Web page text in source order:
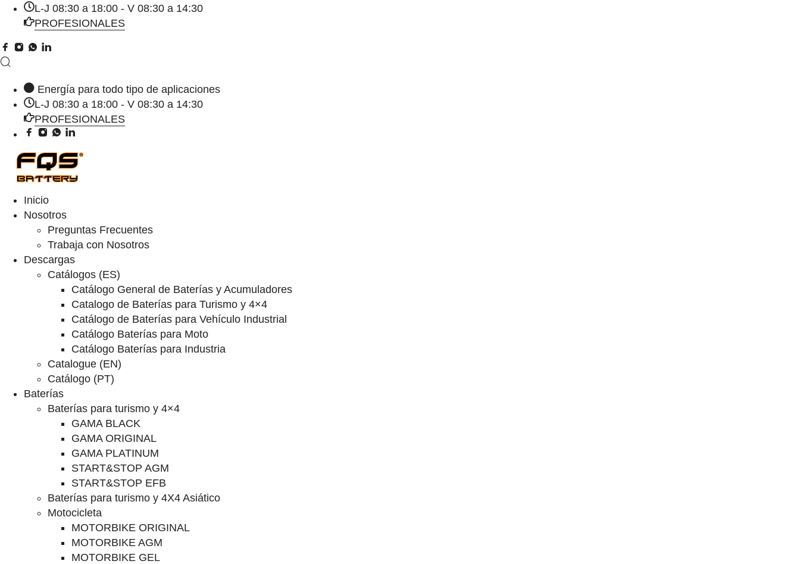
L-J 08:30 a 18:00 - V 08:30 a 14:30
PROFESIONALES
Energía para todo tipo de aplicaciones
L-J 08:30 a 18:00 - V 08:30 a 14:30
PROFESIONALES
Inicio
Nosotros
Preguntas Frecuentes
Trabaja con Nosotros
Descargas
Catálogos (ES)
Catálogo General de Baterías y Acumuladores
Catalogo de Baterías para Turismo y 4×4
Catálogo de Baterías para Vehículo Industrial
Catálogo Baterías para Moto
Catálogo Baterías para Industria
Catalogue (EN)
Catálogo (PT)
Baterías
Baterías para turismo y 4×4
GAMA BLACK
GAMA ORIGINAL
GAMA PLATINUM
START&STOP AGM
START&STOP EFB
Baterías para turismo y 4X4 Asiático
Motocicleta
MOTORBIKE ORIGINAL
MOTORBIKE AGM
MOTORBIKE GEL